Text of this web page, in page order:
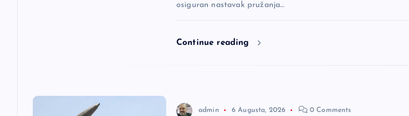
osiguran nastavak pružanja…
Continue reading
admin 6 Augusta, 2026 0 Comments